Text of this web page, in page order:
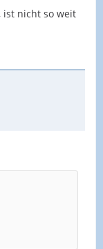
ist nicht so weit